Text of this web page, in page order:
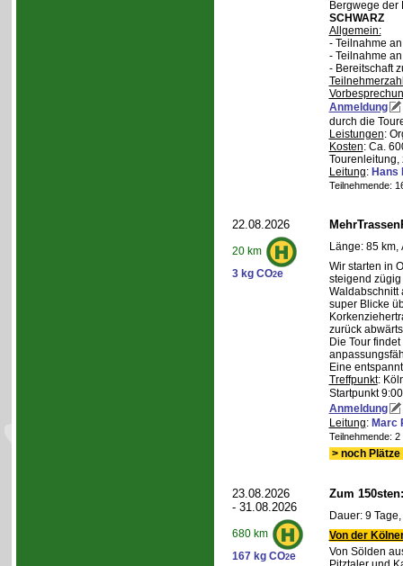
Bergwege
SCHWARZ
Allgemein:
- Teilnahme
- Teilnahme
- Bereitschaft
Anmeldung
durch die
Leistungen:
Kosten: Ca.
Tourenleitung,
Leitung: Hans
Teilnehmende:
22.08.2026
20 km
3 kg CO2e
Länge: 85 km,
Wir starten in
steigend
Waldabschnitt
super Blicke
zurück
Die Tour
Eine
Treffpunkt:
Startpunkt
Anmeldung
Leitung: Marc
Teilnehmende:
> noch
23.08.2026
- 31.08.2026
680 km
167 kg CO2e
Zum
Dauer: 9
Von der
Von Sölden